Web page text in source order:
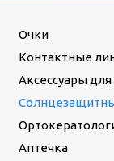
Очки
Контактные
Аксессуары
Аптечка